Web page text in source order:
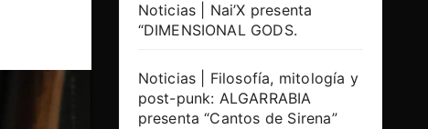
Noticias | Nai’X presenta
“DIMENSIONAL GODS.
Noticias | Filosofía, mitología y
post-punk: ALGARRABIA
presenta “Cantos de Sirena”